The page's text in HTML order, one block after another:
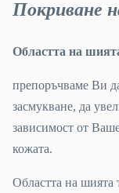
Покриване
Областта на
препоръчваме Ви
засмукване, да
зависимост от
кожата.
Областта на шията